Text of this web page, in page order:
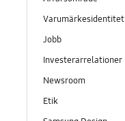
Varumärkesidentitet
Jobb
Investerarrelationer
Newsroom
Etik